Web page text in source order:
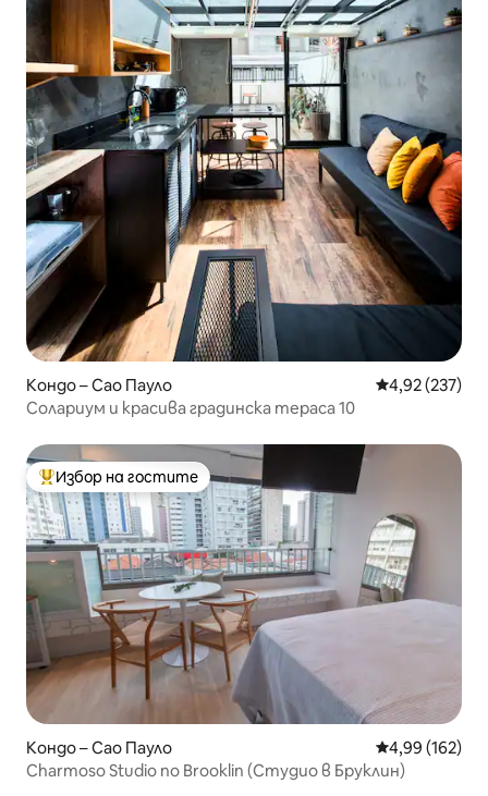
Кондо – Сао Пауло Средна
4,92 (237)
Солариум и красива градинска тераса 10
Най-популярен избор на гостите
Избор на гостите
Кондо – Сао Пауло Средна
4,99 (162)
Charmoso Studio no Brooklin (Студио в Бруклин)